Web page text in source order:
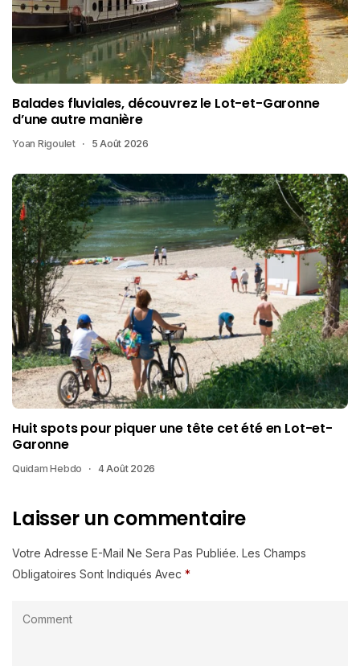
Balades fluviales, découvrez le Lot-et-Garonne
d’une autre manière
Yoan Rigoulet 5 Août 2026
Huit spots pour piquer une tête cet été en Lot-et-
Garonne
Quidam Hebdo 4 Août 2026
Laisser un commentaire
Votre Adresse E-Mail Ne Sera Pas Publiée. Les Champs
Obligatoires Sont Indiqués Avec *